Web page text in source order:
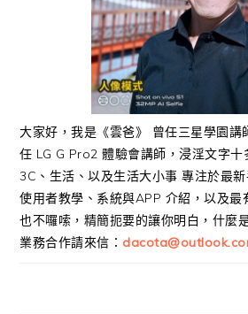
大家好，我是《雲爸》 曾任三星學園講
任 LG G Pro2 體驗會講師，浸淫文字
3C、生活、以及生活大小事 專注於最
使用者教學、系統與APP 介紹，以及最
也不囉嗦，精簡扼要的讓你明白，什麼
業務合作請來信：